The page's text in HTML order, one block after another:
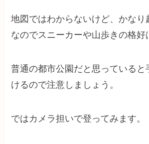
地図ではわからないけど、かなり
なのでスニーカーや山歩きの格好
普通の都市公園だと思っていると
けるので注意しましょう。
ではカメラ担いで登ってみます。